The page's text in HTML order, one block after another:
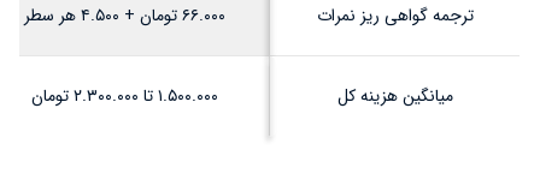
ترجمه گواهی ریز نمرات ۶۶.۰۰۰ تومان + ۴.۵۰۰ هر سطر
میانگین هزینه کل ۱.۵۰۰.۰۰۰ تا ۲.۳۰۰.۰۰۰ تومان